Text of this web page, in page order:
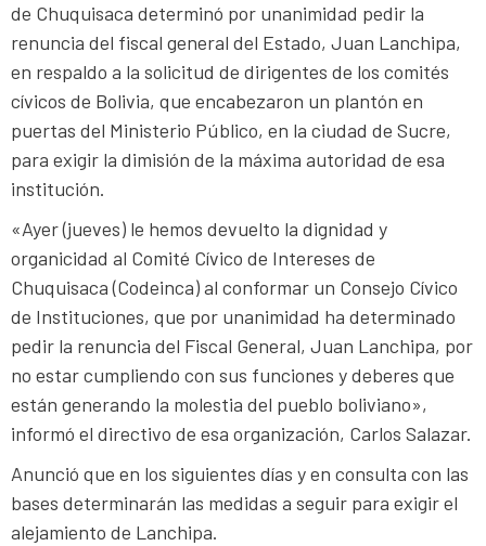
de Chuquisaca determinó por unanimidad pedir la
renuncia del fiscal general del Estado, Juan Lanchipa,
en respaldo a la solicitud de dirigentes de los comités
cívicos de Bolivia, que encabezaron un plantón en
puertas del Ministerio Público, en la ciudad de Sucre,
para exigir la dimisión de la máxima autoridad de esa
institución.
«Ayer (jueves) le hemos devuelto la dignidad y
organicidad al Comité Cívico de Intereses de
Chuquisaca (Codeinca) al conformar un Consejo Cívico
de Instituciones, que por unanimidad ha determinado
pedir la renuncia del Fiscal General, Juan Lanchipa, por
no estar cumpliendo con sus funciones y deberes que
están generando la molestia del pueblo boliviano»,
informó el directivo de esa organización, Carlos Salazar.
Anunció que en los siguientes días y en consulta con las
bases determinarán las medidas a seguir para exigir el
alejamiento de Lanchipa.